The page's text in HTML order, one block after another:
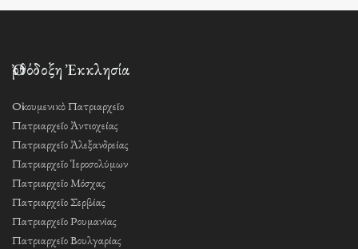
Ὀρθόδοξη Ἐκκλησία
Οἰκουμενικὸ Πατριαρχεῖο
Πατριαρχεῖο Ἀντιοχείας
Πατριαρχεῖο Ἀλεξανδρείας
Πατριαρχεῖο Ἱεροσολύμων
Πατριαρχεῖο Μόσχας
Πατριαρχεῖο Σερβίας
Πατριαρχεῖο Ρουμανίας
Πατριαρχεῖο Βουλγαρίας